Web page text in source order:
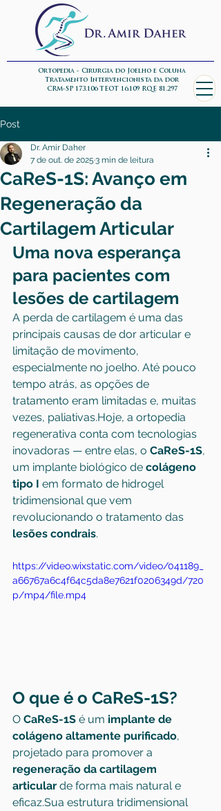
Ortopedia - Cirurgia do Joelho e Coluna
Tratamento Intervencionista da dor
CRM-SP 173.106 TEOT 16.109 RQE 81.297
Post
CaReS-1S: Avanço em
Regeneração da
Cartilagem Articular
Dr. Amir Daher
7 de out. de 2025 3 min de leitura
Uma nova esperança
para pacientes com
lesões de cartilagem
A perda de cartilagem é uma das
principais causas de dor articular e
limitação de movimento,
especialmente no joelho. Até pouco
tempo atrás, as opções de
tratamento eram limitadas e, muitas
vezes, paliativas.Hoje, a ortopedia
regenerativa conta com tecnologias
inovadoras — entre elas, o CaReS-1S,
um implante biológico de colágeno
tipo I em formato de hidrogel
tridimensional que vem
revolucionando o tratamento das
lesões condrais.
https://video.wixstatic.com/video/041189_
a66767a6c4f64c5da8e7621f0206349d/720
p/mp4/file.mp4
O que é o CaReS-1S?
O CaReS-1S é um implante de
colágeno altamente purificado,
projetado para promover a
regeneração da cartilagem
articular de forma mais natural e
eficaz.Sua estrutura tridimensional